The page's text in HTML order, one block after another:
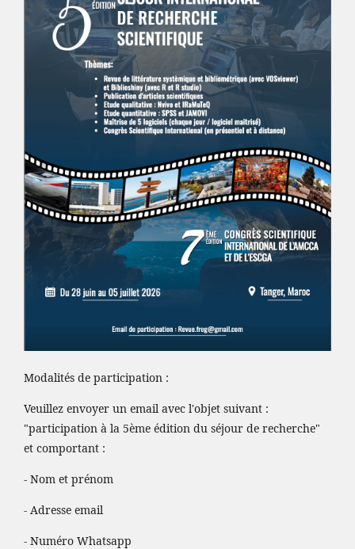
Modalités de participation :
Veuillez envoyer un email avec l'objet suivant :
"participation à la 5ème édition du séjour de recherche"
et comportant :
- Nom et prénom
- Adresse email
- Numéro Whatsapp